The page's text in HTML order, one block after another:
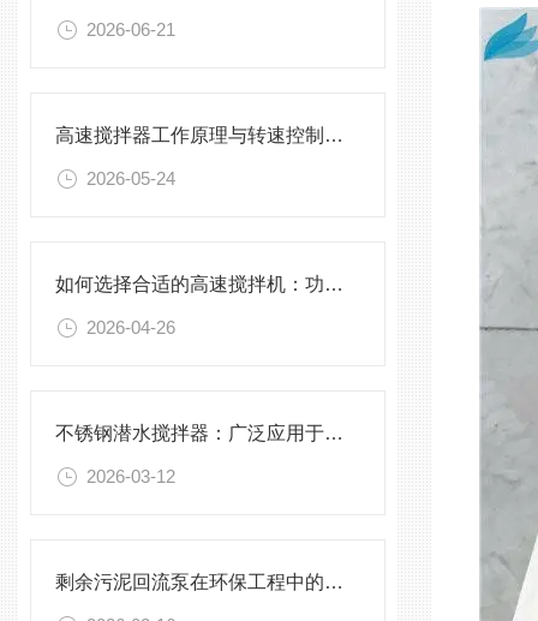
2026-06-21
高速搅拌器工作原理与转速控制技术分析
2026-05-24
如何选择合适的高速搅拌机：功率、转速、搅拌桨叶与物料适配性分析
2026-04-26
不锈钢潜水搅拌器：广泛应用于污水处理与化学工程
2026-03-12
剩余污泥回流泵在环保工程中的应用前景